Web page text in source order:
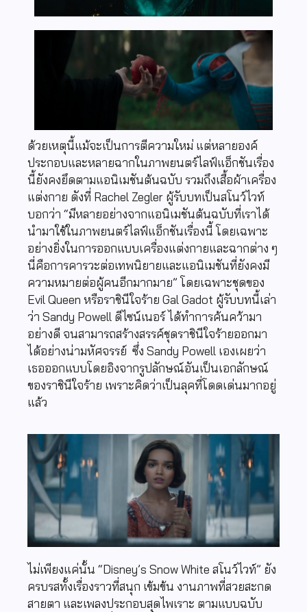
ด้วยเหตุนี้แม้จะเป็นการตีความใหม่ แต่หลายองค์
ประกอบและหลายฉากในภาพยนตร์ไลฟ์แอ็กชันเรื่อง
นี้ยังคงยึดตามแอนิเมชันต้นฉบับ รวมถึงเสื้อผ้าเครื่อง
แต่งกาย ดังที่ Rachel Zegler ผู้รับบทเป็นสโนว์ไวท์
บอกว่า “มีหลายอย่างจากแอนิเมชันต้นฉบับที่เราได้
นำมาใช้ในภาพยนตร์ไลฟ์แอ็กชันเรื่องนี้ โดยเฉพาะ
อย่างยิ่งในการออกแบบเครื่องแต่งกายและฉากต่าง ๆ
นี่คือการคารวะต่อเทพนิยายและแอนิเมชันที่ยังคงมี
ความหมายต่อผู้คนอีกมากมาย” โดยเฉพาะชุดของ
Evil Queen หรือราชินีใจร้าย Gal Gadot ผู้รับบทนี้เล่า
ว่า Sandy Powell ดีไซน์เนอร์ ได้ทำการค้นคว้ามา
อย่างดี จนสามารถสร้างสรรค์ชุดราชินีใจร้ายออกมา
ได้อย่างน่ามหัศจรรย์ ซึ่ง Sandy Powell เองเผยว่า
เธอออกแบบโดยอิงจากรูปลักษณ์อันเป็นเอกลักษณ์
ของราชินีใจร้าย เพราะคิดว่าเป็นลุคที่โดดเด่นมากอยู่
แล้ว
ไม่เพียงแค่นั้น “Disney’s Snow White สโนว์ไวท์” ยัง
ครบรสทั้งเรื่องราวที่สนุก เข้มข้น งานภาพที่สวยสะกด
สายตา และเพลงประกอบสุดไพเราะ ตามแบบฉบับ